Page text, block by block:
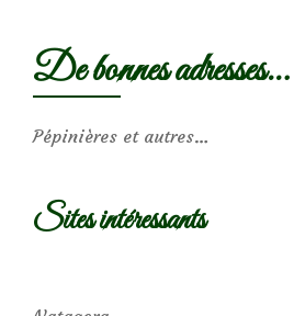
De bonnes adresses…
Pépinières et autres…
Sites intéressants